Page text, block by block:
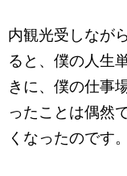
内観光受しなが
ると、僕の人生
きに、僕の仕事
ったことは偶然
くなったのです。